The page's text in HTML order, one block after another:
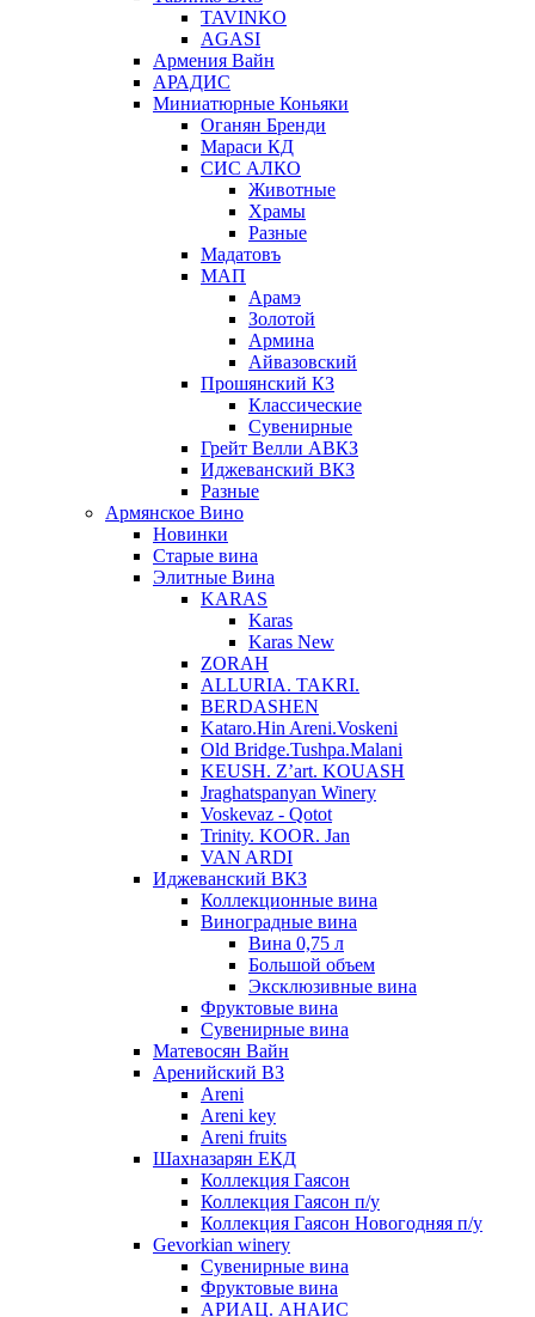
TAVINKO
AGASI
Армения Вайн
АРАДИС
Миниатюрные Коньяки
Оганян Бренди
Мараси КД
СИС АЛКО
Животные
Храмы
Разные
Мадатовъ
МАП
Арамэ
Золотой
Армина
Айвазовский
Прошянский КЗ
Классические
Сувенирные
Грейт Велли АВКЗ
Иджеванский ВКЗ
Разные
Армянское Вино
Новинки
Старые вина
Элитные Вина
KARAS
Karas
Karas New
ZORAH
ALLURIA. TAKRI.
BERDASHEN
Kataro.Hin Areni.Voskeni
Old Bridge.Tushpa.Malani
KEUSH. Z’art. KOUASH
Jraghatspanyan Winery
Voskevaz - Qotot
Trinity. KOOR. Jan
VAN ARDI
Иджеванский ВКЗ
Коллекционные вина
Виноградные вина
Вина 0,75 л
Большой объем
Эксклюзивные вина
Фруктовые вина
Cувенирные вина
Матевосян Вайн
Аренийский ВЗ
Areni
Areni key
Areni fruits
Шахназарян ЕКД
Коллекция Гаясон
Коллекция Гаясон п/у
Коллекция Гаясон Новогодняя п/у
Gevorkian winery
Сувенирные вина
Фруктовые вина
АРИАЦ. АНАИС